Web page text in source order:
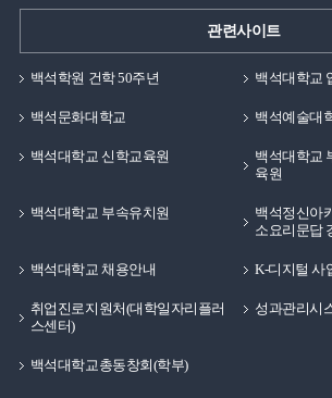
관련사이트
백석학원 건학 50주년 백석대학교
백석문화대학교 백석예술대
백석대학교 신학교육원
백석대학교
육원
백석대학교 부속유치원
백석정신아
소요리문답
백석대학교 채용안내 K-디지털 사
취업진로지원처(대학일자리플러
스센터)
성과관리시
백석대학교총동창회(학부)